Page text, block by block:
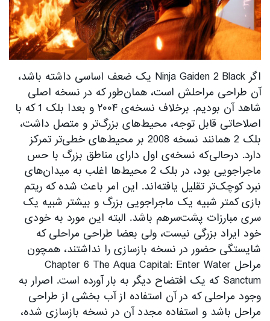
اگر Ninja Gaiden 2 Black یک ضعف اساسی داشته باشد،
آن طراحی مراحلش است، همان‌طور که در نسخه اصلی
شاهد آن بودیم. برخلاف نسخه‌ی ۲۰۰۴ و بعدا بلک 1 که با
اصلاحاتی قابل توجه، محیط‌های بزرگ‌تر و متصل داشت،
بلک 2 همانند نسخه 2008 بر محیط‌های خطی‌تر تمرکز
دارد. درحالی‌که نسخه‌ی اول دارای مناطق بزرگ با حس
ماجراجویی بود، در بلک 2 محیط‌ها اغلب به میدان‌های
نبرد کوچک‌تر تقلیل یافته‌اند. این امر باعث شده که ریتم
بازی کمتر شبیه یک ماجراجویی بزرگ و بیشتر شبیه یک
سری مبارزات پشت‌سرهم باشد. البته این مورد به خودی
خود ایراد بزرگی نیست، ولی بعضا طراحی مراحلی که
شایستگی حضور در نسخه بازسازی را نداشتند، همچون
مراحل Chapter 6 The Aqua Capital: Enter Water
Sanctum که یک افتضاح دیگر به بار آورده است. اصرار به
وجود مراحلی که در آن استفاده از آب بخشی از طراحی
مراحل باشد و استفاده مجدد آن در نسخه بازسازی شده،